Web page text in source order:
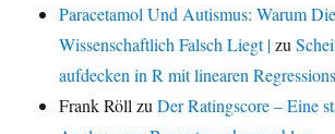
Paracetamol Und Autismus: Warum
Wissenschaftlich Falsch Liegt |zu
aufdecken in R mit linearen
Frank Röll zuDer Ratingscore – Eine